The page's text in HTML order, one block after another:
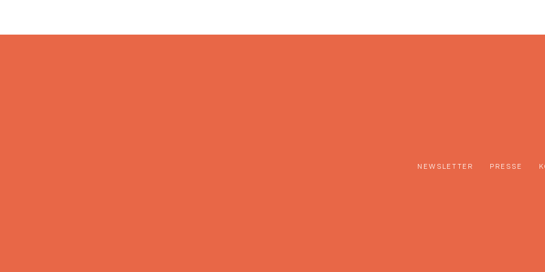
NEWSLETTER PRESSE